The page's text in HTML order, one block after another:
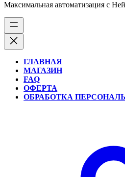
Максимальная автоматизация с
ГЛАВНАЯ
МАГАЗИН
FAQ
ОФЕРТА
ОБРАБОТКА